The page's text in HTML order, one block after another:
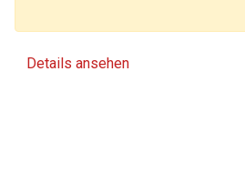
Details ansehen
Details ansehen
Details ansehen